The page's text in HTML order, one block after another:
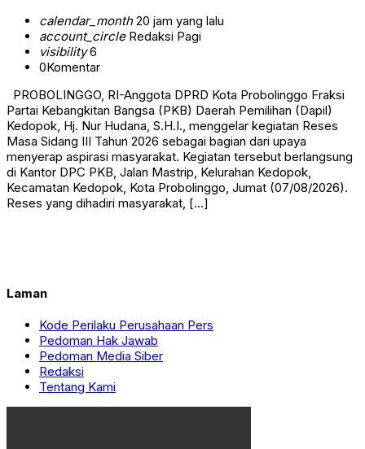
calendar_month20 jam yang lalu
account_circleRedaksi Pagi
visibility6
0Komentar
PROBOLINGGO, RI-Anggota DPRD Kota Probolinggo Fraksi
Partai Kebangkitan Bangsa (PKB) Daerah Pemilihan (Dapil)
Kedopok, Hj. Nur Hudana, S.H.I., menggelar kegiatan Reses
Masa Sidang III Tahun 2026 sebagai bagian dari upaya
menyerap aspirasi masyarakat. Kegiatan tersebut berlangsung
di Kantor DPC PKB, Jalan Mastrip, Kelurahan Kedopok,
Kecamatan Kedopok, Kota Probolinggo, Jumat (07/08/2026).
Reses yang dihadiri masyarakat, […]
Laman
Kode Perilaku Perusahaan Pers
Pedoman Hak Jawab
Pedoman Media Siber
Redaksi
Tentang Kami